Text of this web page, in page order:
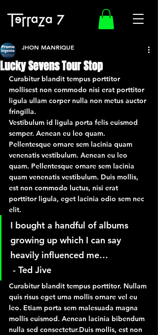
Lucky Sevens Tour Stop
JHON MANRIQUE
Curabitur blandit tempus porttitor
mollisest non commodo nisi erat porttitor
ligula ullam corper nulla non metus auctor
fringilla.
Vestibulum id ligula porta felis euismod
semper. Aenean eu leo quam.
Pellentesque ornare sem lacinia quam
venenatis vestibulum. Aenean eu leo
quam. Pellentesque ornare sem lacinia
quam venenatis vestibulum. Duis mollis,
est non commodo luctus, nisi erat
porttitor ligula, eget lacinia odio sem nec
elit.
I bought a handful of albums
growing up which I can say
heavily influenced me…
- Ted Jive
Curabitur blandit tempus porttitor. Nullam
quis risus eget urna mollis ornare vel eu
leo. Etiam porta sem malesuada magna
mollis euismod. Aenean lacinia bibendum
nulla sed consectetur.Duis mollis, est non